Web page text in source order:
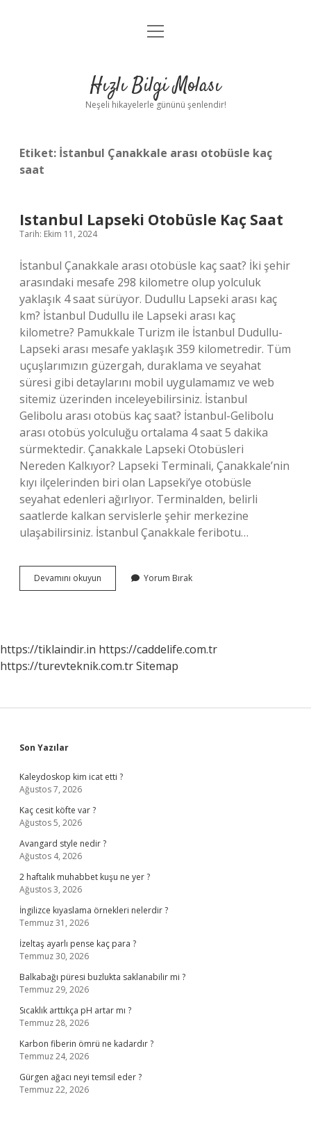
Anasayfa
Yasal Uyarı
menüyü
Hızlı Bilgi Molası
Neşeli hikayelerle gününü şenlendir!
Etiket: İstanbul Çanakkale arası otobüsle kaç
saat
Istanbul Lapseki Otobüsle Kaç Saat
Tarih: Ekim 11, 2024
İstanbul Çanakkale arası otobüsle kaç saat? İki şehir
arasındaki mesafe 298 kilometre olup yolculuk
yaklaşık 4 saat sürüyor. Dudullu Lapseki arası kaç
km? İstanbul Dudullu ile Lapseki arası kaç
kilometre? Pamukkale Turizm ile İstanbul Dudullu-
Lapseki arası mesafe yaklaşık 359 kilometredir. Tüm
uçuşlarımızın güzergah, duraklama ve seyahat
süresi gibi detaylarını mobil uygulamamız ve web
sitemiz üzerinden inceleyebilirsiniz. İstanbul
Gelibolu arası otobüs kaç saat? İstanbul-Gelibolu
arası otobüs yolculuğu ortalama 4 saat 5 dakika
sürmektedir. Çanakkale Lapseki Otobüsleri
Nereden Kalkıyor? Lapseki Terminali, Çanakkale’nin
kıyı ilçelerinden biri olan Lapseki’ye otobüsle
seyahat edenleri ağırlıyor. Terminalden, belirli
saatlerde kalkan servislerle şehir merkezine
ulaşabilirsiniz. İstanbul Çanakkale feribotu…
Devamını okuyun Istanbul
Lapseki
Yorum Bırak
https://tiklaindir.in https://caddelife.com.tr
https://turevteknik.com.trSitemap
Sidebar
Son Yazılar
Kaleydoskop kim icat etti ?
Ağustos 7, 2026
Kaç cesit köfte var ?
Ağustos 5, 2026
Avangard style nedir ?
Ağustos 4, 2026
2 haftalık muhabbet kuşu ne yer ?
Ağustos 3, 2026
İngilizce kıyaslama örnekleri nelerdir ?
Temmuz 31, 2026
İzeltaş ayarlı pense kaç para ?
Temmuz 30, 2026
Balkabağı püresi buzlukta saklanabilir mi ?
Temmuz 29, 2026
Sıcaklık arttıkça pH artar mı ?
Temmuz 28, 2026
Karbon fiberin ömrü ne kadardır ?
Temmuz 24, 2026
Gürgen ağacı neyi temsil eder ?
Temmuz 22, 2026